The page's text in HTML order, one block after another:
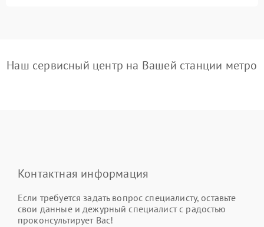
Наш сервисный центр на Вашей станции метро
Контактная информация
Если требуется задать вопрос специалисту, оставьте
свои данные и дежурный специалист с радостью
проконсультирует Вас!